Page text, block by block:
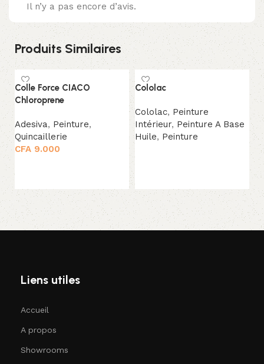
Il n’y a pas encore d’avis.
Produits Similaires
Colle Force CIACO
Chloroprene
Adesiva, Peinture,
Quincaillerie
CFA 9.000
Cololac
Cololac, Peinture
Intérieur, Peinture A Base
Huile, Peinture
Liens utiles
Accueil
A propos
Showrooms